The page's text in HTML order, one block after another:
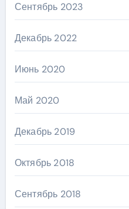
Сентябрь 2023
Декабрь 2022
Июнь 2020
Май 2020
Декабрь 2019
Октябрь 2018
Сентябрь 2018